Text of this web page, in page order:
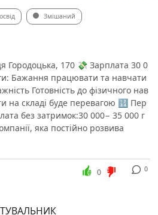
Змішаний
Городоцька, 170 💸 Зарплата 30 0
Бажання працювати та навчати
Готовність до фізичного нав
на складі буде перевагою 🔢 Пер
без затримок:30 000− 35 000 г
яка постійно розвива
0
0